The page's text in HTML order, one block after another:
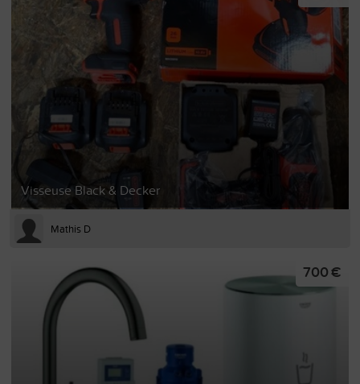
Visseuse Black & Decker
Mathis D
700 €